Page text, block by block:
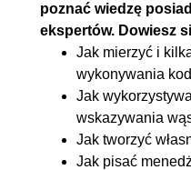
3.13. Poszerzenie
dekoratorach
3.14. Przeciążanie
w Pythonie - część I
3.15. Przeciążanie
w Pythonie - część II
poznać wiedzę
ekspertów. Dowiesz
Jak mierzyć i
wykonywania
Jak
wskazywania
Jak tworzyć
Jak pisać